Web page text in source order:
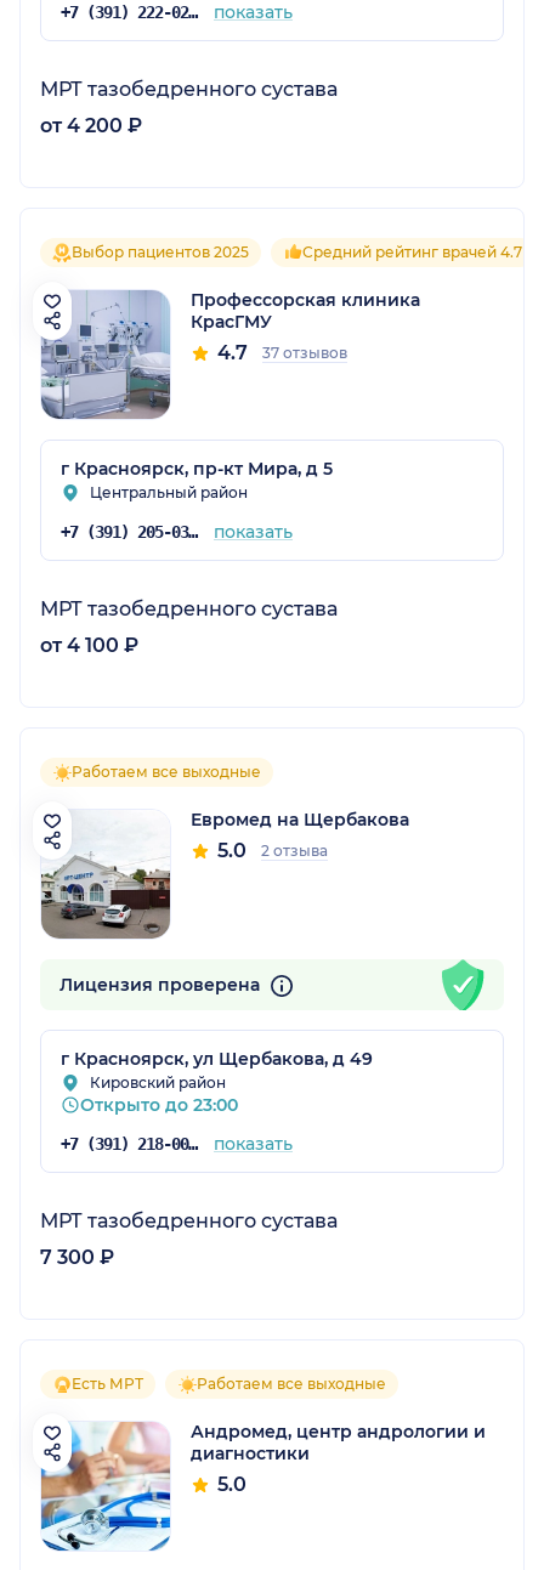
+7 (391) 222-02-66 показать
МРТ тазобедренного сустава
от 4 200 ₽
Выбор пациентов 2025 Средний рейтинг врачей 4.7
Профессорская клиника
КрасГМУ
4.7 37 отзывов
г Красноярск, пр-кт Мира, д 5
Центральный район
+7 (391) 205-03-95 показать
МРТ тазобедренного сустава
от 4 100 ₽
Работаем все выходные
Евромед на Щербакова
5.0 2 отзыва
Лицензия проверена
г Красноярск, ул Щербакова, д 49
Кировский район
Открыто до 23:00
+7 (391) 218-00-04 показать
МРТ тазобедренного сустава
7 300 ₽
Есть МРТ Работаем все выходные
Андромед, центр андрологии и
диагностики
5.0